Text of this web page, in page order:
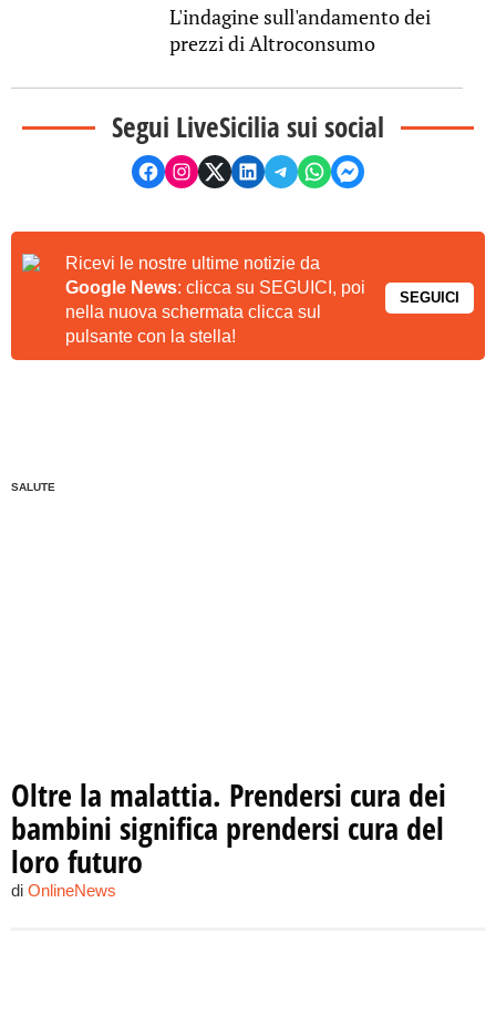
L'indagine sull'andamento dei
prezzi di Altroconsumo
Segui LiveSicilia sui social
Ricevi le nostre ultime notizie da
Google News: clicca su SEGUICI, poi
nella nuova schermata clicca sul
pulsante con la stella!
SEGUICI
SALUTE
Oltre la malattia. Prendersi cura dei
bambini significa prendersi cura del
loro futuro
di OnlineNews